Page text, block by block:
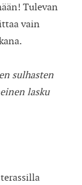
Tulevan
vain
sulhasten
lasku